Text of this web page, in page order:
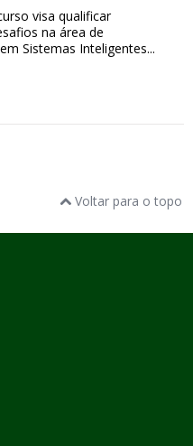
visa qualificar
na área de
Sistemas Inteligentes...
Voltar para o topo